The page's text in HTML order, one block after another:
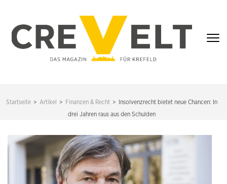
springen
(Enter
KREFELD
Startseite > Artikel > Finanzen & Recht >
Insolvenzrecht bietet neue Chancen: In
drei Jahren raus aus den Schulden